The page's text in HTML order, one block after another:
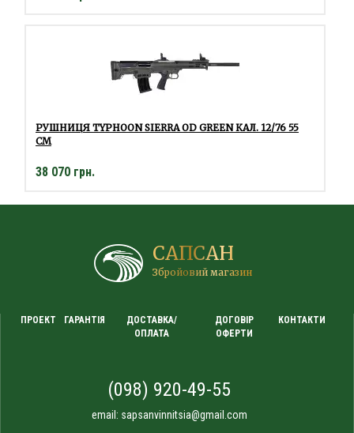
РУШНИЦЯ TYPHOON SIERRA OD GREEN КАЛ. 12/76 55
СМ
38 070 грн.
САПСАН
Збройовий магазин
ПРОЕКТ ГАРАНТІЯ
ДОСТАВКА/
ОПЛАТА
ДОГОВІР
ОФЕРТИ
КОНТАКТИ
(098) 920-49-55
email: sapsanvinnitsia@gmail.com